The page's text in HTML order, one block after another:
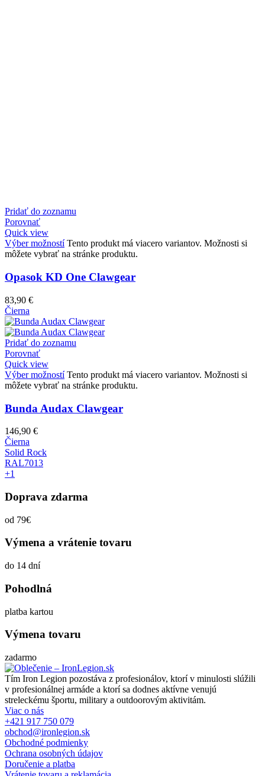
Pridať do zoznamu
Porovnať
Quick view
Výber možností Tento produkt má viacero variantov. Možnosti si
môžete vybrať na stránke produktu.
Opasok KD One Clawgear
83,90 €
Čierna
Pridať do zoznamu
Porovnať
Quick view
Výber možností Tento produkt má viacero variantov. Možnosti si
môžete vybrať na stránke produktu.
Bunda Audax Clawgear
146,90 €
Čierna
Solid Rock
RAL7013
+1
Doprava zdarma
od 79€
Výmena a vrátenie tovaru
do 14 dní
Pohodlná
platba kartou
Výmena tovaru
zadarmo
Tím Iron Legion pozostáva z profesionálov, ktorí v minulosti slúžili
v profesionálnej armáde a ktorí sa dodnes aktívne venujú
streleckému športu, military a outdoorovým aktivitám.
Viac o nás
+421 917 750 079
obchod@ironlegion.sk
Obchodné podmienky
Ochrana osobných údajov
Doručenie a platba